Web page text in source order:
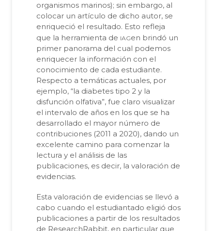
organismos marinos); sin embargo, al
colocar un artículo de dicho autor, se
enriqueció el resultado. Esto refleja
que la herramienta de iagen brindó un
primer panorama del cual podemos
enriquecer la información con el
conocimiento de cada estudiante.
Respecto a temáticas actuales, por
ejemplo, “la diabetes tipo 2 y la
disfunción olfativa”, fue claro visualizar
el intervalo de años en los que se ha
desarrollado el mayor número de
contribuciones (2011 a 2020), dando un
excelente camino para comenzar la
lectura y el análisis de las
publicaciones, es decir, la valoración de
evidencias.
Esta valoración de evidencias se llevó a
cabo cuando el estudiantado eligió dos
publicaciones a partir de los resultados
de ResearchRabbit, en particular que